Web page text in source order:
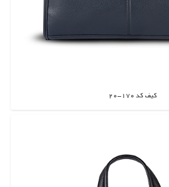
کیف کد 170-20
اطلاعات بیشتر